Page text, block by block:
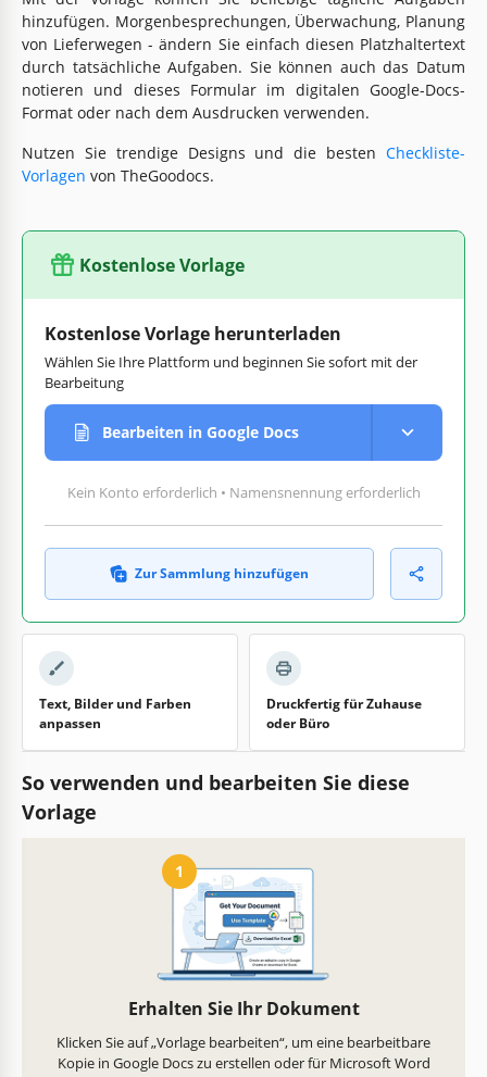
hinzufügen. Morgenbesprechungen, Überwachung, Planung
von Lieferwegen - ändern Sie einfach diesen Platzhaltertext
durch tatsächliche Aufgaben. Sie können auch das Datum
notieren und dieses Formular im digitalen Google-Docs-
Format oder nach dem Ausdrucken verwenden.
Nutzen Sie trendige Designs und die besten Checkliste-
Vorlagen von TheGoodocs.
Kostenlose Vorlage
Kostenlose Vorlage herunterladen
Wählen Sie Ihre Plattform und beginnen Sie sofort mit der
Bearbeitung
Bearbeiten in Google Docs
Kein Konto erforderlich • Namensnennung erforderlich
Zur Sammlung hinzufügen
Text, Bilder und Farben
anpassen
Druckfertig für Zuhause
oder Büro
So verwenden und bearbeiten Sie diese
Vorlage
1
Erhalten Sie Ihr Dokument
Klicken Sie auf „Vorlage bearbeiten“, um eine bearbeitbare
Kopie in Google Docs zu erstellen oder für Microsoft Word